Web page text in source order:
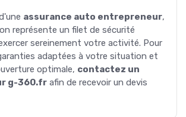
assurance auto entrepreneur,
représente un filet de sécurité
sereinement votre activité. Pour
adaptées à votre situation et
optimale, contactez un
g-360.fr afin de recevoir un devis